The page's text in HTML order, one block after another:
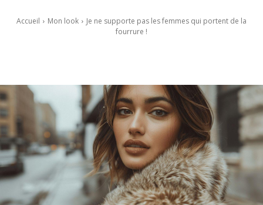
Accueil Mon look
Je ne supporte pas les femmes qui portent de la
fourrure !